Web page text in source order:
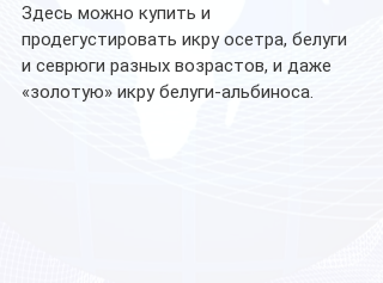
Здесь можно купить и
продегустировать икру осетра, белуги
и севрюги разных возрастов, и даже
«золотую» икру белуги-альбиноса.